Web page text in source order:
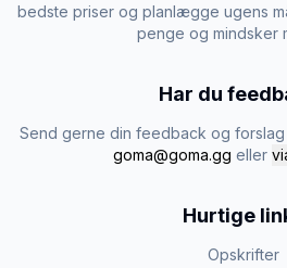
bedste priser og planlægge ugens
penge og mindsker
Har du
Send gerne din feedback og
goma@goma.gg eller
Hurtige
Opskrifter